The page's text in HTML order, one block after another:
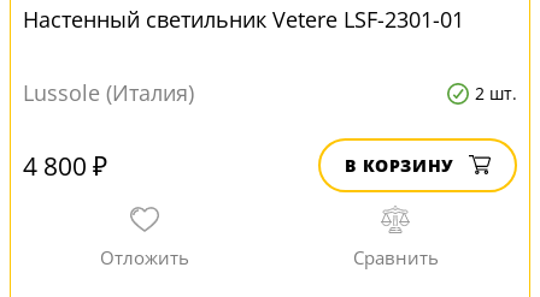
Настенный светильник Vetere LSF-2301-01
Lussole (Италия) 2 шт.
4 800 ₽ В КОРЗИНУ